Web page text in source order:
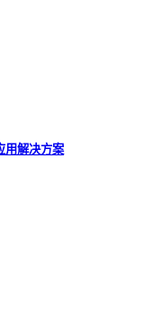
用解决方案